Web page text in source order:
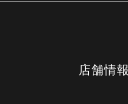
店舗情報